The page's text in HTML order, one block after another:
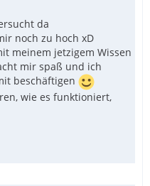
da
noch zu hoch xD
meinem jetzigem Wissen
mir spaß und ich
beschäftigen
wie es funktioniert,